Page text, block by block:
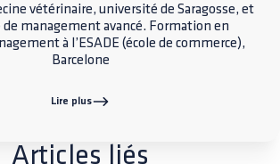
vétérinaire, université de Saragosse, et
management avancé. Formation en
à l’ESADE (école de commerce),
Barcelone
Lire plus
Articles liés